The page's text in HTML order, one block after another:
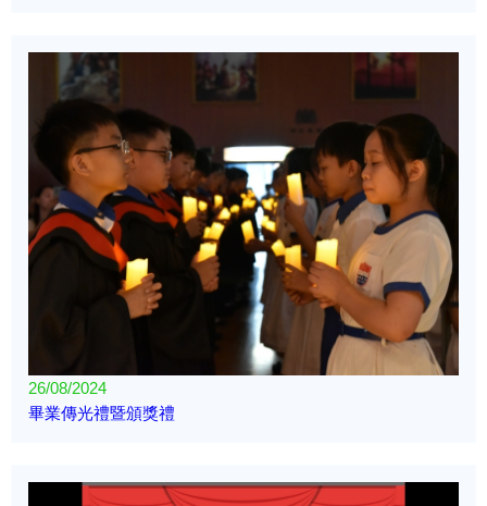
26/08/2024
畢業傳光禮暨頒獎禮